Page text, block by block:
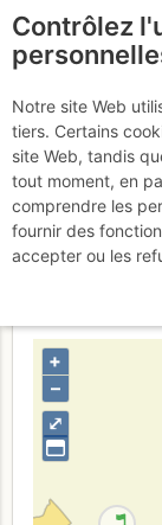
⤢
+
–
Contrôlez
Notre site Web
tiers. Certains
site Web, tandis
tout moment, en
comprendre les
fournir des
accepter ou les